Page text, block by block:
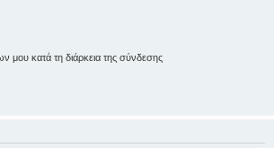
μου κατά τη διάρκεια της σύνδεσης